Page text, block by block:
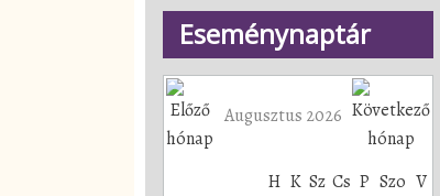
Eseménynaptár
Augusztus 2026
H K Sz Cs P Szo V